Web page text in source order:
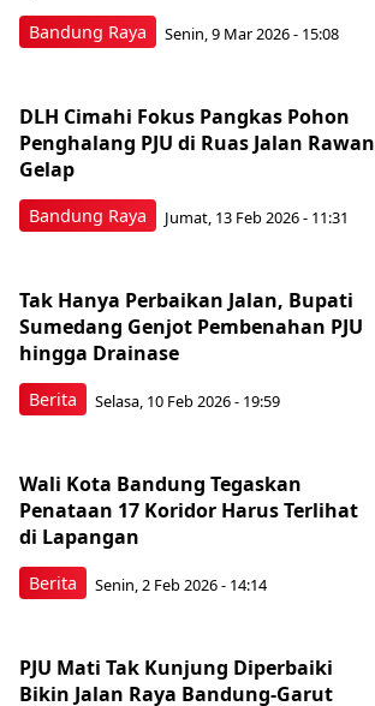
Bandung Raya Senin, 9 Mar 2026 - 15:08
Bandung Raya
DLH Cimahi Fokus Pangkas Pohon
Penghalang PJU di Ruas Jalan Rawan
Gelap
Jumat, 13 Feb 2026 - 11:31
Berita
Tak Hanya Perbaikan Jalan, Bupati
Sumedang Genjot Pembenahan PJU
hingga Drainase
Selasa, 10 Feb 2026 - 19:59
Berita
Wali Kota Bandung Tegaskan
Penataan 17 Koridor Harus Terlihat
di Lapangan
Senin, 2 Feb 2026 - 14:14
PJU Mati Tak Kunjung Diperbaiki
Bikin Jalan Raya Bandung-Garut